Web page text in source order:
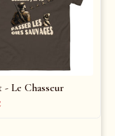
Le Chasseur